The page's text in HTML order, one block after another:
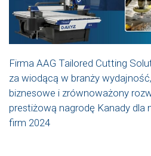
Firma AAG Tailored Cutting
za wiodącą w branży
biznesowe i zrównoważony
prestiżową nagrodę Kanady dla
firm 2024